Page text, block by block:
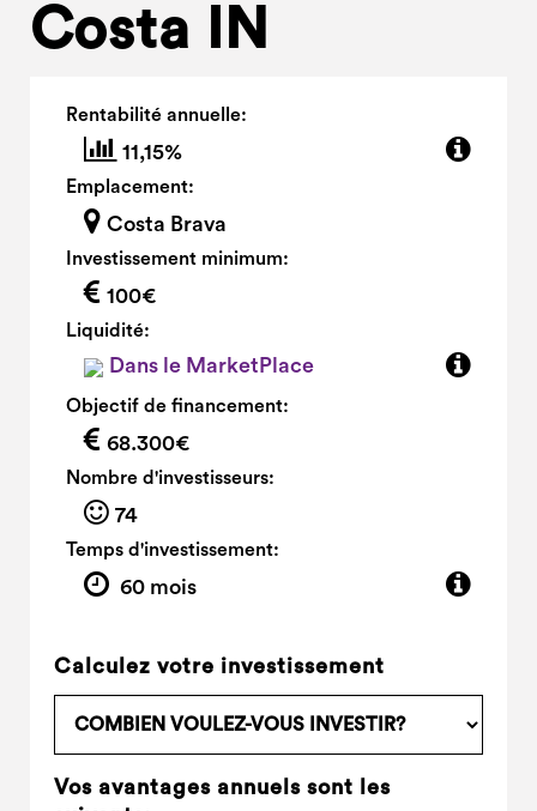
Costa IN
Rentabilité annuelle:
11,15%
Emplacement:
Costa Brava
Investissement minimum:
100€
Liquidité:
Dans le MarketPlace
Objectif de financement:
68.300€
Nombre d'investisseurs:
74
Temps d'investissement:
60 mois
Calculez votre investissement
Vos avantages annuels sont les